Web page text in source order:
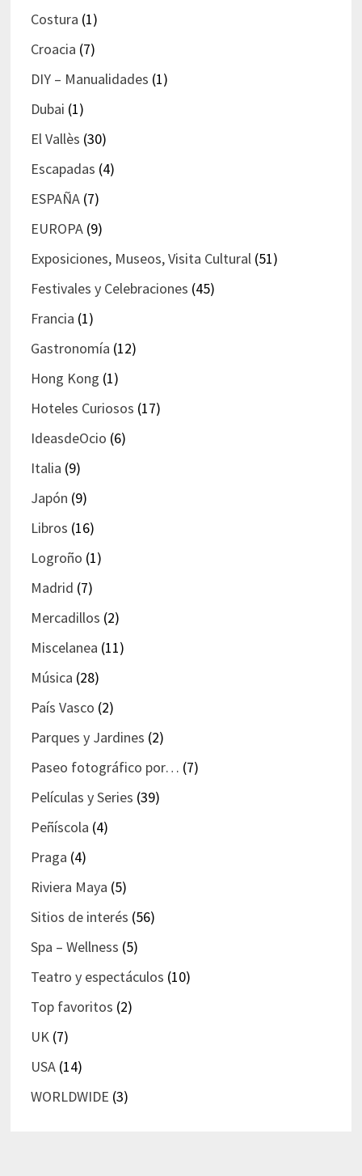
Costura (1)
Croacia (7)
DIY – Manualidades (1)
Dubai (1)
El Vallès (30)
Escapadas (4)
ESPAÑA(7)
EUROPA(9)
Exposiciones, Museos, Visita Cultural(51)
Festivales y Celebraciones (45)
Francia (1)
Gastronomía (12)
Hong Kong (1)
Hoteles Curiosos (17)
IdeasdeOcio (6)
Italia (9)
Japón (9)
Libros (16)
Logroño (1)
Madrid (7)
Mercadillos (2)
Miscelanea (11)
Música (28)
País Vasco (2)
Parques y Jardines (2)
Paseo fotográfico por… (7)
Películas y Series (39)
Peñíscola (4)
Praga (4)
Riviera Maya (5)
Sitios de interés (56)
Spa – Wellness (5)
Teatro y espectáculos (10)
Top favoritos (2)
UK(7)
USA(14)
WORLDWIDE (3)